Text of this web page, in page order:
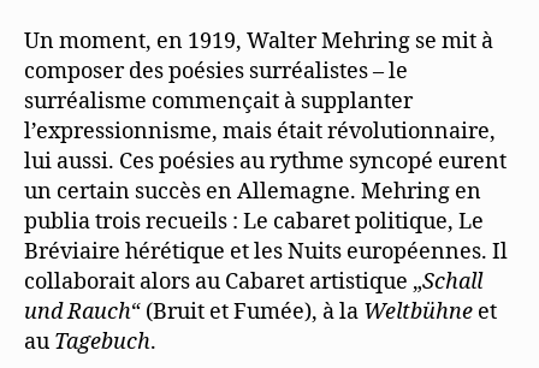
Un moment, en 1919, Walter Mehring se mit à
composer des poésies surréalistes – le
surréalisme commençait à supplanter
l’expressionnisme, mais était révolutionnaire,
lui aussi. Ces poésies au rythme syncopé eurent
un certain succès en Allemagne. Mehring en
publia trois recueils : Le cabaret politique, Le
Bréviaire hérétique et les Nuits européennes. Il
collaborait alors au Cabaret artistique „Schall
und Rauch“ (Bruit et Fumée), à la Weltbühne et
au Tagebuch.